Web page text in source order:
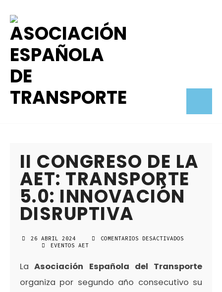
II CONGRESO DE LA
AET: TRANSPORTE
5.0: INNOVACIÓN
DISRUPTIVA
26 ABRIL 2024
COMENTARIOS DESACTIVADOS
DE
AET:
TRANSPORTE
EVENTOS AET
LaAsociación Española del Transporte
organiza por segundo año consecutivo su